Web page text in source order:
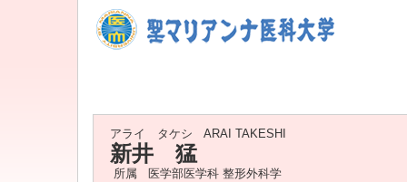
アライ タケシ ARAI TAKESHI
新井 猛
所属
医学部医学科 整形外科学